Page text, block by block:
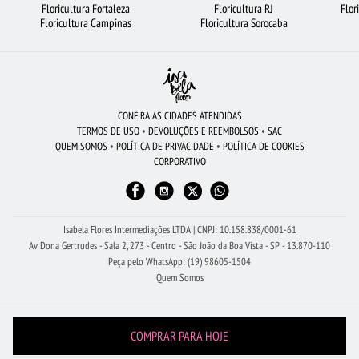
BUQUÊ DE ROSAS VERMELHAS FLORICULTURA FORTALEZA
FLORICULTURA BARUERI
FLORICULTURA BELÉM
CESTA DE FRUTAS FLORICULTURA CAMPINAS FLORES VERMELHAS
COROA DE FLORES
RAMALHETE DE FLORES FLORES FLORICULTURA GUARULHOS
Floricultura Fortaleza
Floricultura Campinas
Floricultura RJ
Floricultura Sorocaba
CONFIRA AS CIDADES ATENDIDAS
TERMOS DE USO • DEVOLUÇÕES E REEMBOLSOS • SAC
QUEM SOMOS • POLÍTICA DE PRIVACIDADE • POLÍTICA DE COOKIES
CORPORATIVO
Isabela Flores Intermediações LTDA | CNPJ: 10.158.838/0001-61
Av Dona Gertrudes - Sala 2, 273 - Centro - São João da Boa Vista - SP - 13.870-110
Peça pelo WhatsApp: (19) 98605-1504
Quem Somos
COMPRAR PARA HOJE